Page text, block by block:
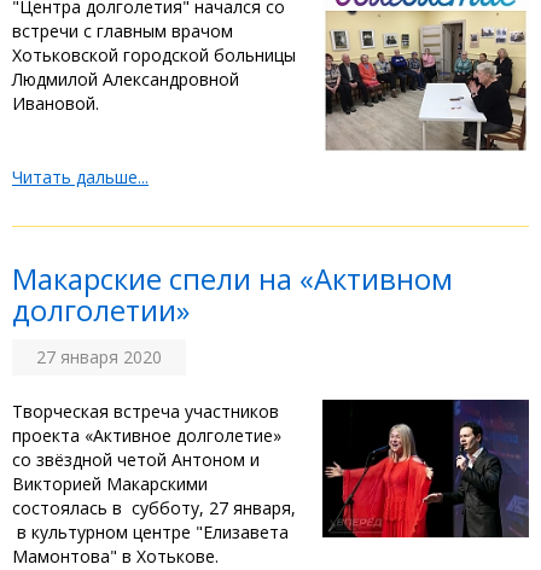
"Центра долголетия" начался со
встречи с главным врачом
Хотьковской городской больницы
Людмилой Александровной
Ивановой.
Читать дальше...
Макарские спели на «Активном
долголетии»
27 января 2020
Творческая встреча участников
проекта «Активное долголетие»
со звёздной четой Антоном и
Викторией Макарскими
состоялась в субботу, 27 января,
в культурном центре "Елизавета
Мамонтова" в Хотькове.